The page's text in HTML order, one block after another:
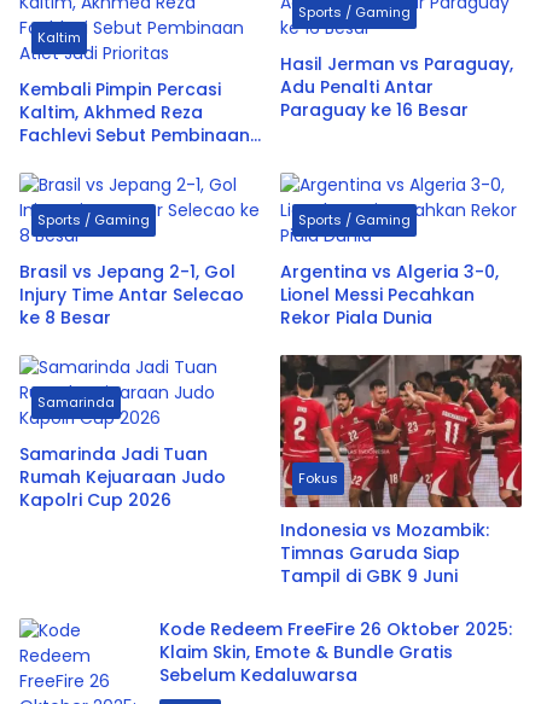
Kaltim
Kembali Pimpin Percasi
Kaltim, Akhmed Reza
Fachlevi Sebut Pembinaan
Sports / Gaming
Hasil Jerman vs Paraguay,
Adu Penalti Antar
Paraguay ke 16 Besar
Sports / Gaming
Brasil vs Jepang 2-1, Gol
Injury Time Antar Selecao
ke 8 Besar
Sports / Gaming
Argentina vs Algeria 3-0,
Lionel Messi Pecahkan
Rekor Piala Dunia
Samarinda
Samarinda Jadi Tuan
Rumah Kejuaraan Judo
Kapolri Cup 2026
Fokus
Indonesia vs Mozambik:
Timnas Garuda Siap
Tampil di GBK 9 Juni
Kode Redeem FreeFire 26 Oktober 2025:
Klaim Skin, Emote & Bundle Gratis
Sebelum Kedaluwarsa